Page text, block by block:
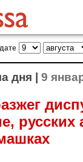
дня | 9
русских